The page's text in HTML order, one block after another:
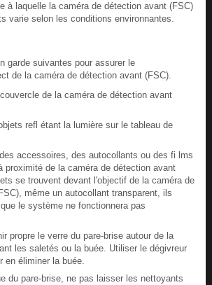
à laquelle la caméra de détection avant (FSC)
varie selon les conditions environnantes.
garde suivantes pour assurer le
de la caméra de détection avant (FSC).
de la caméra de détection avant
refl étant la lumière sur le tableau de
accessoires, des autocollants ou des fi lms
proximité de la caméra de détection avant
se trouvent devant l'objectif de la caméra de
même un autocollant transparent, ils
le système ne fonctionnera pas
propre le verre du pare-brise autour de la
les saletés ou la buée. Utiliser le dégivreur
en éliminer la buée.
du pare-brise, ne pas laisser les nettoyants